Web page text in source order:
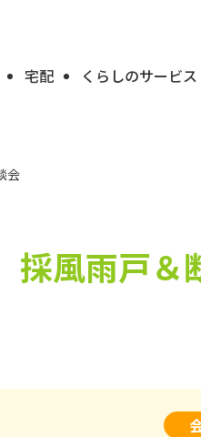
宅配 くらしのサービス
会
採風雨戸＆